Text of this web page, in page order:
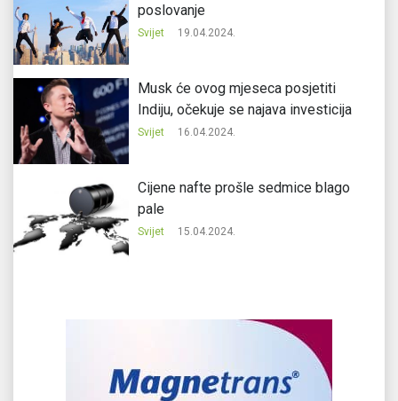
poslovanje
Svijet 19.04.2024.
Musk će ovog mjeseca posjetiti
Indiju, očekuje se najava investicija
Svijet 16.04.2024.
Cijene nafte prošle sedmice blago
pale
Svijet 15.04.2024.